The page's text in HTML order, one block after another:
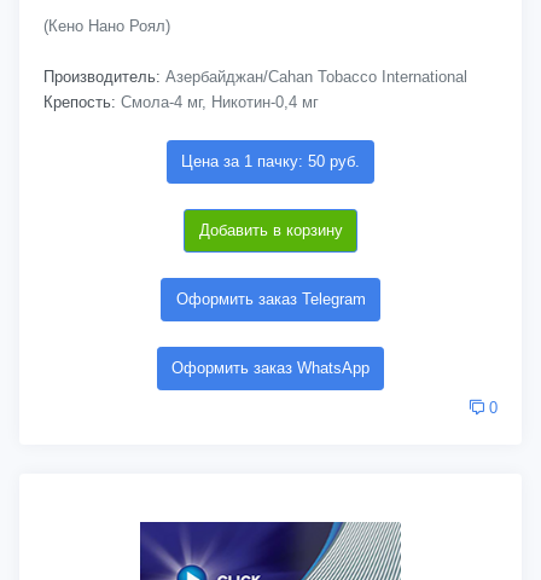
(Кено Нано Роял)
Производитель: Азербайджан/Cahan Tobacco International
Крепость: Смола-4 мг, Никотин-0,4 мг
Цена за 1 пачку: 50 руб.
Добавить в корзину
Оформить заказ Telegram
Оформить заказ WhatsApp
0